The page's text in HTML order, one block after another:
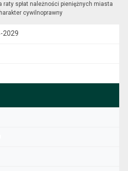
raty spłat należności pieniężnych miasta
cywilnoprawny
2029